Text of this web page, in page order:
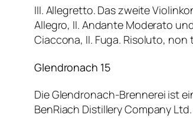
III. Allegretto. Das zweite
Allegro, II. Andante Moderato
Ciaccona, II. Fuga. Risoluto, non
Glendronach 15
Die Glendronach-Brennerei ist
BenRiach Distillery Company Ltd.